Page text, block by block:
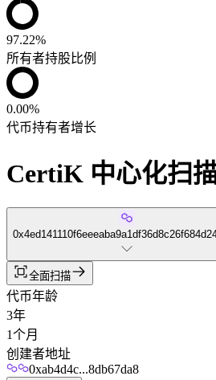
97.22%
所有者持股比例
0.00%
代币持有者增长
CertiK 中心化扫
全面扫描
代币年龄
3年
1个月
创建者地址
0xab4d4c...8db67da8